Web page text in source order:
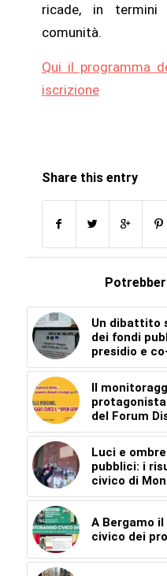
ricade, in termini
comunità.
Qui il programma
iscrizione
Share this entry
Un dibattito
dei fondi
presidio e
Il
del Forum
Luci e
pubblici: i
civico di
A Bergamo
civico dei